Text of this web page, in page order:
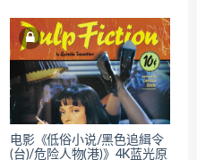
电影《低俗小说/黑色追緝令
(台)/危险人物(港)》4K蓝光原